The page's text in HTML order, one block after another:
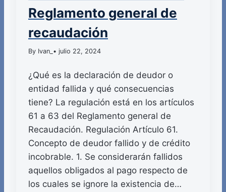
Reglamento general de
recaudación
By Ivan_ • julio 22, 2024
¿Qué es la declaración de deudor o
entidad fallida y qué consecuencias
tiene? La regulación está en los artículos
61 a 63 del Reglamento general de
Recaudación. Regulación Artículo 61.
Concepto de deudor fallido y de crédito
incobrable. 1. Se considerarán fallidos
aquellos obligados al pago respecto de
los cuales se ignore la existencia de…